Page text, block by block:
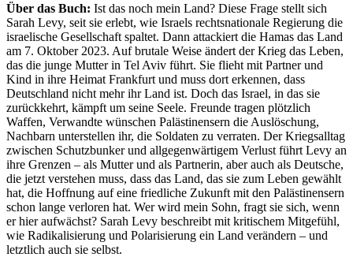
Über das Buch: Ist das noch mein Land? Diese Frage stellt sich
Sarah Levy, seit sie erlebt, wie Israels rechtsnationale Regierung die
israelische Gesellschaft spaltet. Dann attackiert die Hamas das Land
am 7. Oktober 2023. Auf brutale Weise ändert der Krieg das Leben,
das die junge Mutter in Tel Aviv führt. Sie flieht mit Partner und
Kind in ihre Heimat Frankfurt und muss dort erkennen, dass
Deutschland nicht mehr ihr Land ist. Doch das Israel, in das sie
zurückkehrt, kämpft um seine Seele. Freunde tragen plötzlich
Waffen, Verwandte wünschen Palästinensern die Auslöschung,
Nachbarn unterstellen ihr, die Soldaten zu verraten. Der Kriegsalltag
zwischen Schutzbunker und allgegenwärtigem Verlust führt Levy an
ihre Grenzen – als Mutter und als Partnerin, aber auch als Deutsche,
die jetzt verstehen muss, dass das Land, das sie zum Leben gewählt
hat, die Hoffnung auf eine friedliche Zukunft mit den Palästinensern
schon lange verloren hat. Wer wird mein Sohn, fragt sie sich, wenn
er hier aufwächst? Sarah Levy beschreibt mit kritischem Mitgefühl,
wie Radikalisierung und Polarisierung ein Land verändern – und
letztlich auch sie selbst.